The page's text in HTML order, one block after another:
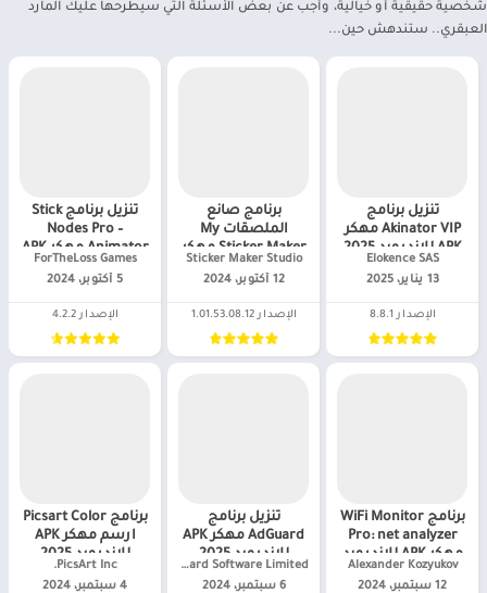
شخصية حقيقية أو خيالية، وأجب عن بعض الأسئلة التي سيطرحها عليك المارد
العبقري.. ستندهش حين...
تنزيل برنامج
Akinator VIP مهكر
APK للاندرويد 2025
Elokence SAS‏
13 يناير، 2025
الإصدار 8.8.1
برنامج صانع
الملصقات My
Sticker Maker مهكر
Sticker Maker Studio‏
12 أكتوبر، 2024
الإصدار 1.01.53.08.12
تنزيل برنامج Stick
Nodes Pro –
Animator مهكر APK
ForTheLoss Games‏
5 أكتوبر، 2024
الإصدار 4.2.2
برنامج WiFi Monitor
Pro: net analyzer
مهكر APK للاندرويد
Alexander Kozyukov‏
12 سبتمبر، 2024
تنزيل برنامج
AdGuard مهكر APK
للاندرويد 2025
AdGuard Software Limited‏
6 سبتمبر، 2024
برنامج Picsart Color
ارسم مهكر APK
للاندرويد 2025
PicsArt Inc.‏
4 سبتمبر، 2024